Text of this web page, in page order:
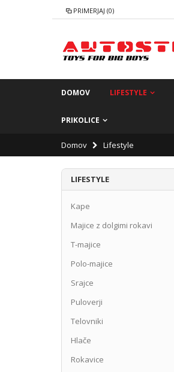
PRIMERJAJ (0)
DOMOV LIFESTYLE
PRIKOLICE
Domov Lifestyle
LIFESTYLE
Kape
Majice z dolgimi rokavi
T-majice
Polo-majice
Srajce
Puloverji
Telovniki
Hlače
Rokavice